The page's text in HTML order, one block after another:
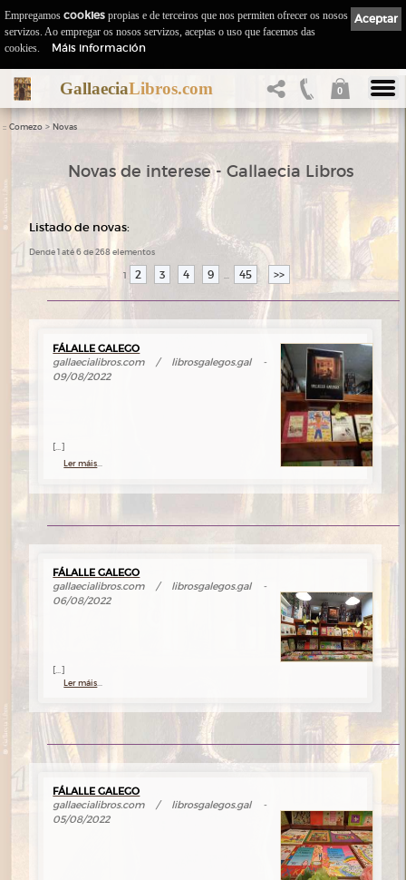
GallaeciaLibros.com 0
:: Comezo > Novas
Novas de interese - Gallaecia Libros
Listado de novas:
Dende 1 até 6 de 268 elementos
1 2 3 4 9 45 >>
FÁLALLE GALEGO
gallaecialibros.com / librosgalegos.gal -
09/08/2022
[...]
Ler máis
FÁLALLE GALEGO
gallaecialibros.com / librosgalegos.gal -
06/08/2022
[...]
Ler máis
FÁLALLE GALEGO
gallaecialibros.com / librosgalegos.gal -
05/08/2022
Aceptar
Empregamos cookies propias e de terceiros que nos permiten ofrecer os nosos
servizos. Ao empregar os nosos servizos, aceptas o uso que facemos das
cookies.
Máis información